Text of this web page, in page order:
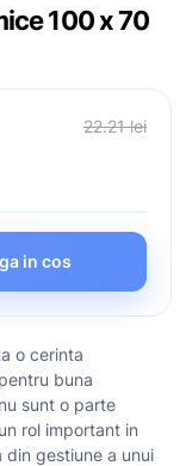
100 x 70
22.21 lei
in cos
o cerinta
buna
sunt o parte
rol important in
din gestiune a unui